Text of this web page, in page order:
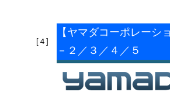
[４]
【ヤマダコーポレー
－２／３／４／５